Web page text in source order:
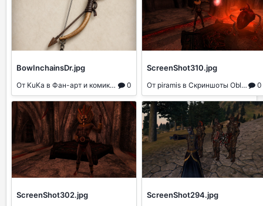
BowInchainsDr.jpg
От KuKa в Фан-арт и комиксы 0
ScreenShot310.jpg
От piramis в Скриншоты Oblivion 0
ScreenShot302.jpg ScreenShot294.jpg